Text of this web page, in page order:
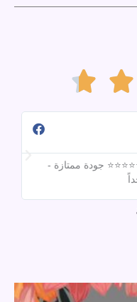


4.7
out
جودة ممتازة -